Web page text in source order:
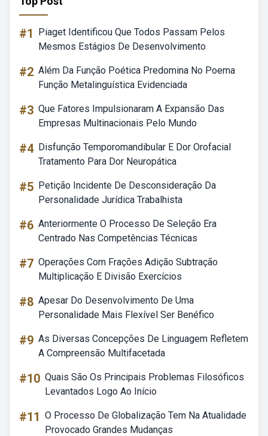
#1
Piaget Identificou Que Todos Passam Pelos
Mesmos Estágios De Desenvolvimento
#2 Além Da Função Poética Predomina No Poema
Função Metalinguística Evidenciada
#3 Que Fatores Impulsionaram A Expansão Das
Empresas Multinacionais Pelo Mundo
#4 Disfunção Temporomandibular E Dor Orofacial
Tratamento Para Dor Neuropática
#5 Petição Incidente De Desconsideração Da
Personalidade Jurídica Trabalhista
#6 Anteriormente O Processo De Seleção Era
Centrado Nas Competências Técnicas
#7 Operações Com Frações Adição Subtração
Multiplicação E Divisão Exercícios
#8 Apesar Do Desenvolvimento De Uma
Personalidade Mais Flexível Ser Benéfico
#9 As Diversas Concepções De Linguagem Refletem
A Compreensão Multifacetada
#10 Quais São Os Principais Problemas Filosóficos
Levantados Logo Ao Início
#11 O Processo De Globalização Tem Na Atualidade
Provocado Grandes Mudanças